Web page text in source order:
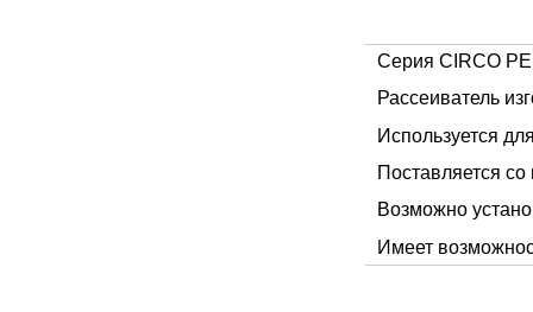
Серия CIRCO
Рассеиватель
Используется
Поставляется
Возможно
Имеет